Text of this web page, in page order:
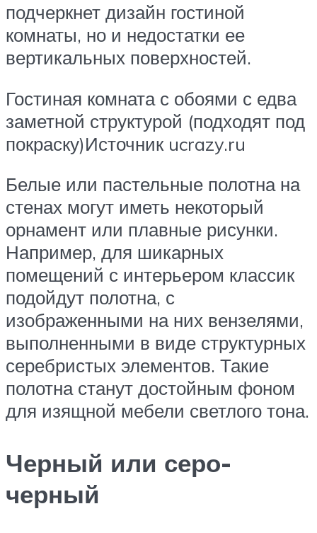
подчеркнет дизайн гостиной
комнаты, но и недостатки ее
вертикальных поверхностей.
Гостиная комната с обоями с едва
заметной структурой (подходят под
покраску)Источник ucrazy.ru
Белые или пастельные полотна на
стенах могут иметь некоторый
орнамент или плавные рисунки.
Например, для шикарных
помещений с интерьером классик
подойдут полотна, с
изображенными на них вензелями,
выполненными в виде структурных
серебристых элементов. Такие
полотна станут достойным фоном
для изящной мебели светлого тона.
Черный или серо-
черный